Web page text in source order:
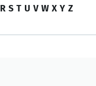
R S T U V W X Y Z